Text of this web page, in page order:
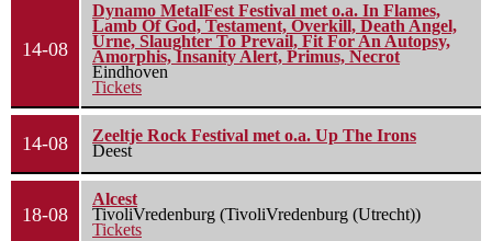
14-08
Dynamo MetalFest Festival met o.a. In Flames,
Lamb Of God, Testament, Overkill, Death Angel,
Urne, Slaughter To Prevail, Fit For An Autopsy,
Amorphis, Insanity Alert, Primus, Necrot
Eindhoven
Tickets
14-08
Zeeltje Rock Festival met o.a. Up The Irons
Deest
18-08
Alcest
TivoliVredenburg (TivoliVredenburg (Utrecht))
Tickets